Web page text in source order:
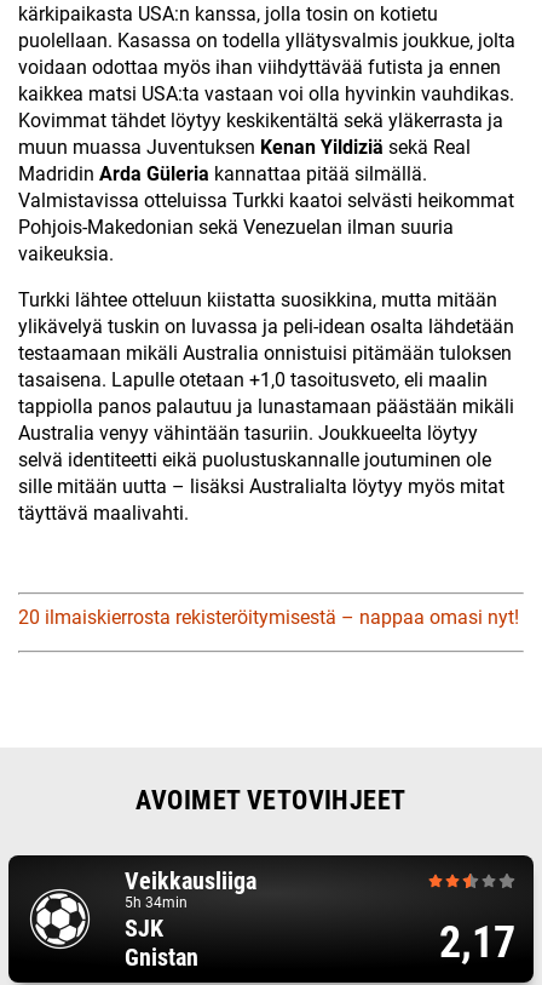
kärkipaikasta USA:n kanssa, jolla tosin on kotietu
puolellaan. Kasassa on todella yllätysvalmis joukkue, jolta
voidaan odottaa myös ihan viihdyttävää futista ja ennen
kaikkea matsi USA:ta vastaan voi olla hyvinkin vauhdikas.
Kovimmat tähdet löytyy keskikentältä sekä yläkerrasta ja
muun muassa Juventuksen Kenan Yildiziä sekä Real
Madridin Arda Güleria kannattaa pitää silmällä.
Valmistavissa otteluissa Turkki kaatoi selvästi heikommat
Pohjois-Makedonian sekä Venezuelan ilman suuria
vaikeuksia.
Turkki lähtee otteluun kiistatta suosikkina, mutta mitään
ylikävelyä tuskin on luvassa ja peli-idean osalta lähdetään
testaamaan mikäli Australia onnistuisi pitämään tuloksen
tasaisena. Lapulle otetaan +1,0 tasoitusveto, eli maalin
tappiolla panos palautuu ja lunastamaan päästään mikäli
Australia venyy vähintään tasuriin. Joukkueelta löytyy
selvä identiteetti eikä puolustuskannalle joutuminen ole
sille mitään uutta – lisäksi Australialta löytyy myös mitat
täyttävä maalivahti.
20 ilmaiskierrosta rekisteröitymisestä – nappaa omasi nyt!
AVOIMET VETOVIHJEET
Veikkausliiga
5h 34min
SJK
Gnistan
2,17